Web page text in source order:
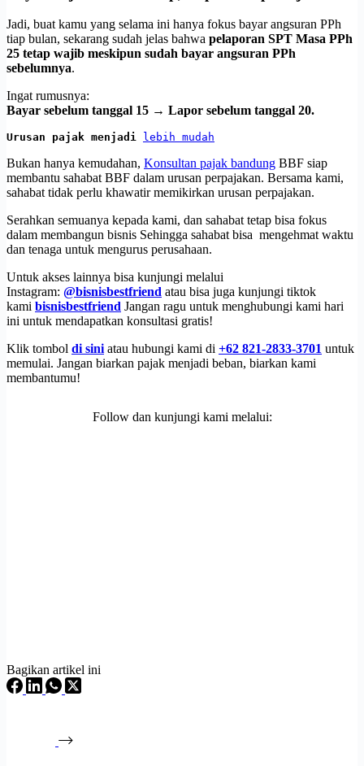
Jadi, buat kamu yang selama ini hanya fokus bayar angsuran PPh
tiap bulan, sekarang sudah jelas bahwa pelaporan SPT Masa PPh
25 tetap wajib meskipun sudah bayar angsuran PPh
sebelumnya.
Ingat rumusnya:
Bayar sebelum tanggal 15 → Lapor sebelum tanggal 20.
Urusan pajak menjadi lebih mudah
Bukan hanya kemudahan, Konsultan pajak bandung BBF siap
membantu sahabat BBF dalam urusan perpajakan. Bersama kami,
sahabat tidak perlu khawatir memikirkan urusan perpajakan.
Serahkan semuanya kepada kami, dan sahabat tetap bisa fokus
dalam membangun bisnis Sehingga sahabat bisa mengehmat waktu
dan tenaga untuk mengurus perusahaan.
Untuk akses lainnya bisa kunjungi melalui
Instagram: @bisnisbestfriend atau bisa juga kunjungi tiktok
kami bisnisbestfriend Jangan ragu untuk menghubungi kami hari
ini untuk mendapatkan konsultasi gratis!
Klik tombol di sini atau hubungi kami di +62 821-2833-3701 untuk
memulai. Jangan biarkan pajak menjadi beban, biarkan kami
membantumu!
Follow dan kunjungi kami melalui:
Bagikan artikel ini